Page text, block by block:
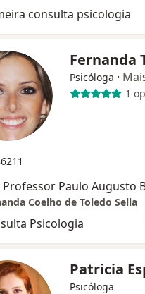
consulta psicologia
Fernanda
Psicóloga ·
1
Coelho de Toledo Sella
Psicologia
Patricia
Psicóloga